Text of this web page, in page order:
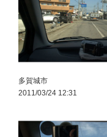
多賀城市
2011/03/24 12:31